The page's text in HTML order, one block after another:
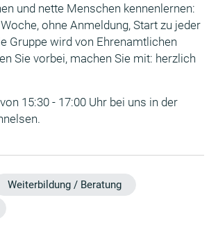
und nette Menschen kennenlernen:
ohne Anmeldung, Start zu jeder
Gruppe wird von Ehrenamtlichen
Sie vorbei, machen Sie mit: herzlich
15:30 - 17:00 Uhr bei uns in der
Weiterbildung / Beratung